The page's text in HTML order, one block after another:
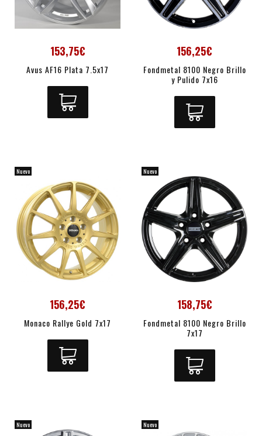
153,75€
Avus AF16 Plata 7.5x17
156,25€
Fondmetal 8100 Negro Brillo
y Pulido 7x16
Nuevo
156,25€
Monaco Rallye Gold 7x17
Nuevo
158,75€
Fondmetal 8100 Negro Brillo
7x17
Nuevo Nuevo